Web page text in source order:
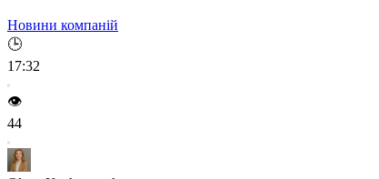
Новини компаній
🕒
17:32
👁️
44